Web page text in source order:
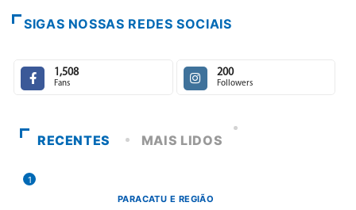
SIGAS NOSSAS REDES SOCIAIS
1,508
Fans
200
Followers
RECENTES MAIS LIDOS
1
PARACATU E REGIÃO